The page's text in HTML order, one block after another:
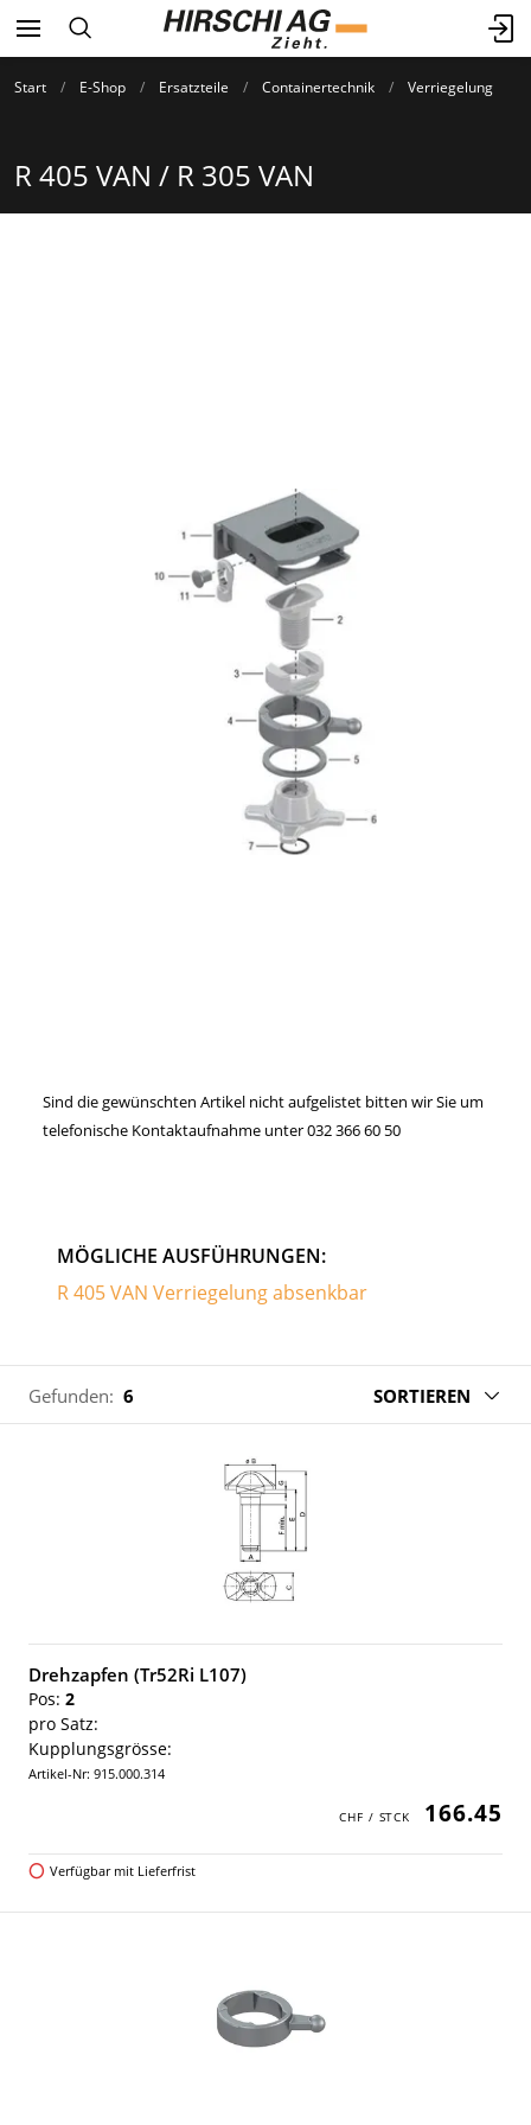
Start E-Shop Ersatzteile Containertechnik Verriegelung
R 405 VAN / R 305 VAN
Sind die gewünschten Artikel nicht aufgelistet bitten wir Sie um
telefonische Kontaktaufnahme unter 032 366 60 50
MÖGLICHE AUSFÜHRUNGEN:
R 405 VAN Verriegelung absenkbar
Gefunden: 6 SORTIEREN
Drehzapfen (Tr52Ri L107)
Pos: 2
pro Satz:
Kupplungsgrösse:
Artikel-Nr: 915.000.314
166.45
Verfügbar mit Lieferfrist